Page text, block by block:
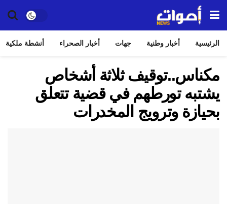
الرئيسية أخبار وطنية جهات أخبار الصحراء أنشطة ملكية
مكناس..توقيف ثلاثة أشخاص
يشتبه تورطهم في قضية تتعلق
بحيازة وترويج المخدرات